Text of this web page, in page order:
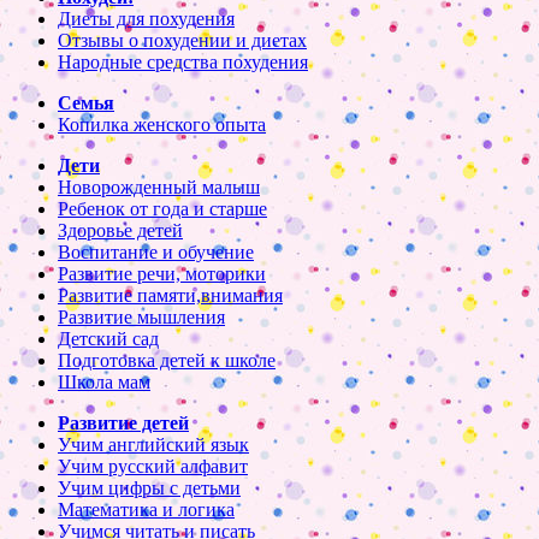
Диеты для похудения
Отзывы о похудении и диетах
Народные средства похудения
Семья
Копилка женского опыта
Дети
Новорожденный малыш
Ребенок от года и старше
Здоровье детей
Воспитание и обучение
Развитие речи, моторики
Развитие памяти,внимания
Развитие мышления
Детский сад
Подготовка детей к школе
Школа мам
Развитие детей
Учим английский язык
Учим русский алфавит
Учим цифры с детьми
Математика и логика
Учимся читать и писать